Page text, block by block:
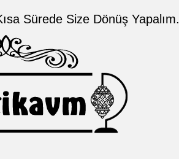
Sürede Size Dönüş Yapalım.